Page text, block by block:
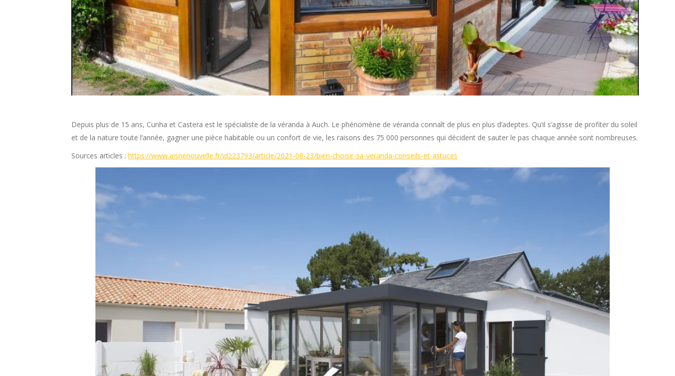
Depuis plus de 15 ans, Cunha et Castera est le spécialiste de la véranda à Auch. Le phénomène de véranda connaît de plus en plus d’adeptes. Qu’il s’agisse de profiter du soleil
et de la nature toute l’année, gagner une pièce habitable ou un confort de vie, les raisons des 75 000 personnes qui décident de sauter le pas chaque année sont nombreuses.
Sources articles : https://www.aisnenouvelle.fr/id223793/article/2021-08-23/bien-choisir-sa-veranda-conseils-et-astuces